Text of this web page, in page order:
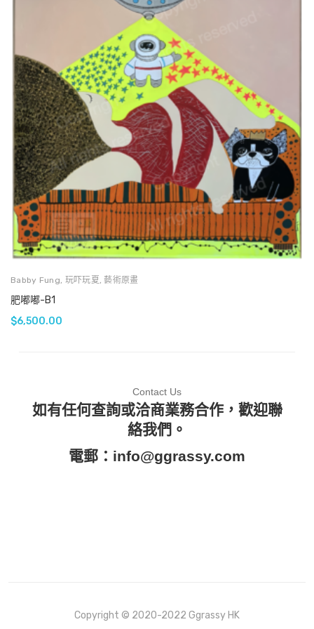
Babby Fung 玩吓玩夏 藝術原畫
肥嘟嘟-B1
$6,500.00
Contact Us
如有任何查詢或洽商業務合作，歡迎聯
絡我們。
電郵： info@ggrassy.com
Copyright © 2020-2022 Ggrassy HK